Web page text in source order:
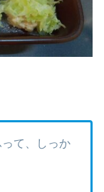
て、しっか